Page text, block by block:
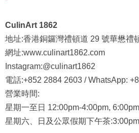
CulinArt 1862
地址:香港銅鑼灣禮頓道 29 號華懋禮
網址:www.culinart1862.com
Instagram:@culinart1862
電話:+852 2884 2603 / WhatsApp:
營業時間:
星期一至日 12:00pm-4:00pm,
星期六、日及公眾假期下午茶